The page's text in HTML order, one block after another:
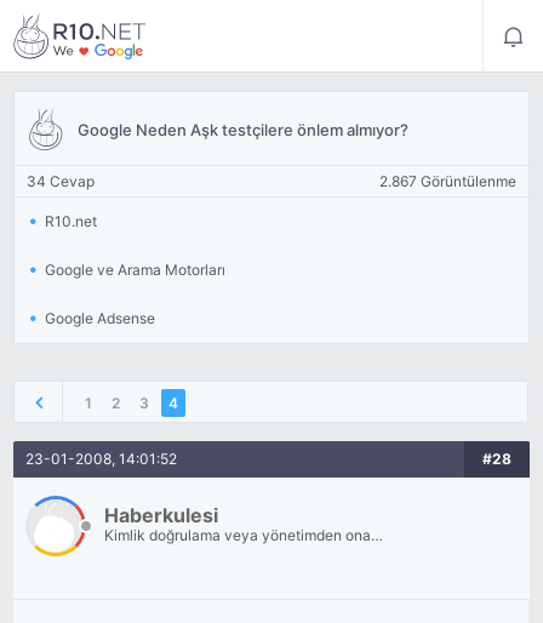
Google Neden Aşk testçilere önlem almıyor?
34 Cevap 2.867 Görüntülenme
R10.net
Google ve Arama Motorları
Google Adsense
1 2 3 4
23-01-2008, 14:01:52 #28
Haberkulesi
Kimlik doğrulama veya yönetimden onay